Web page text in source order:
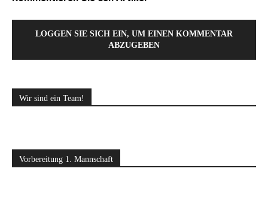
LOGGEN SIE SICH EIN, UM EINEN KOMMENTAR
ABZUGEBEN
Wir sind ein Team!
Vorbereitung 1. Mannschaft